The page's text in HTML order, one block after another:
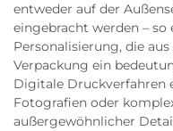
entweder auf der
eingebracht werden –
Personalisierung, die
Verpackung ein
Digitale Druckverfahren
Fotografien oder
außergewöhnlicher